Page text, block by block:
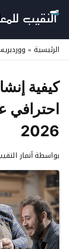
التجاوز
المحتوى
الرئيسية»
كيفية
2026
بواسطةأنمار